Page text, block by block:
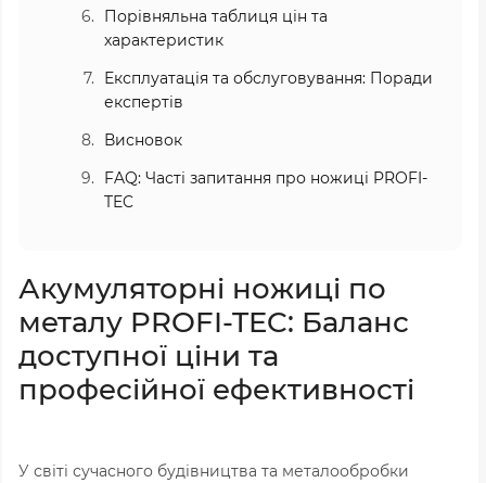
Порівняльна таблиця цін та
характеристик
Експлуатація та обслуговування: Поради
експертів
Висновок
FAQ: Часті запитання про ножиці PROFI-
TEC
Акумуляторні ножиці по
металу PROFI-TEC: Баланс
доступної ціни та
професійної ефективності
У світі сучасного будівництва та металообробки